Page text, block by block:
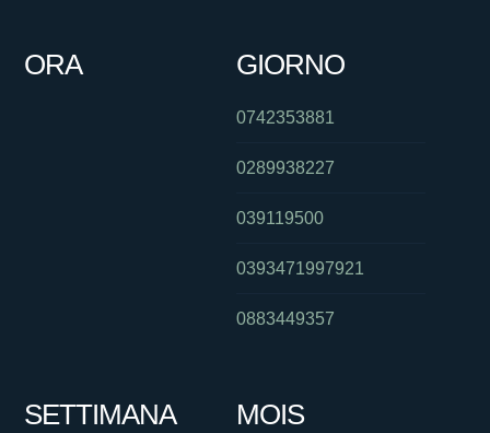
ORA GIORNO
0742353881
0289938227
039119500
0393471997921
0883449357
SETTIMANA MOIS